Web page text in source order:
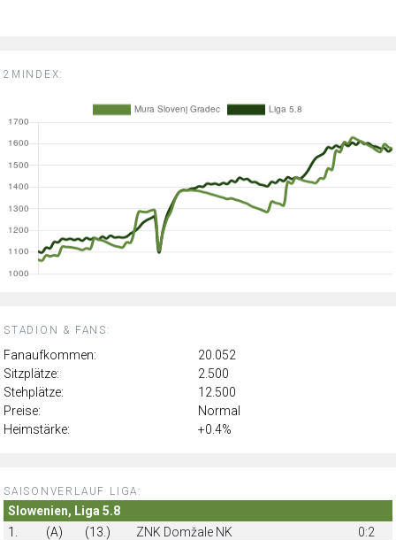
2MINDEX:
STADION & FANS:
Fanaufkommen:
20.052
Sitzplätze:
2.500
Stehplätze:
12.500
Preise:
Normal
Heimstärke:
+0.4%
SAISONVERLAUF LIGA:
Slowenien, Liga 5.8
1.
(A) (13.) ZNK Domžale NK
0:2